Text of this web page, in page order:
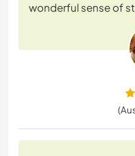
wonderful sense of